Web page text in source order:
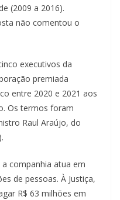
(2009 a 2016).
não comentou o
executivos da
premiada
entre 2020 e 2021 aos
Os termos foram
Raul Araújo, do
companhia atua em
de pessoas. À Justiça,
R$ 63 milhões em